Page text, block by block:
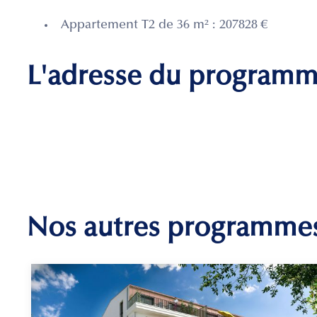
Appartement T2 de 36 m² : 207828 €
L'adresse du
Nos autres